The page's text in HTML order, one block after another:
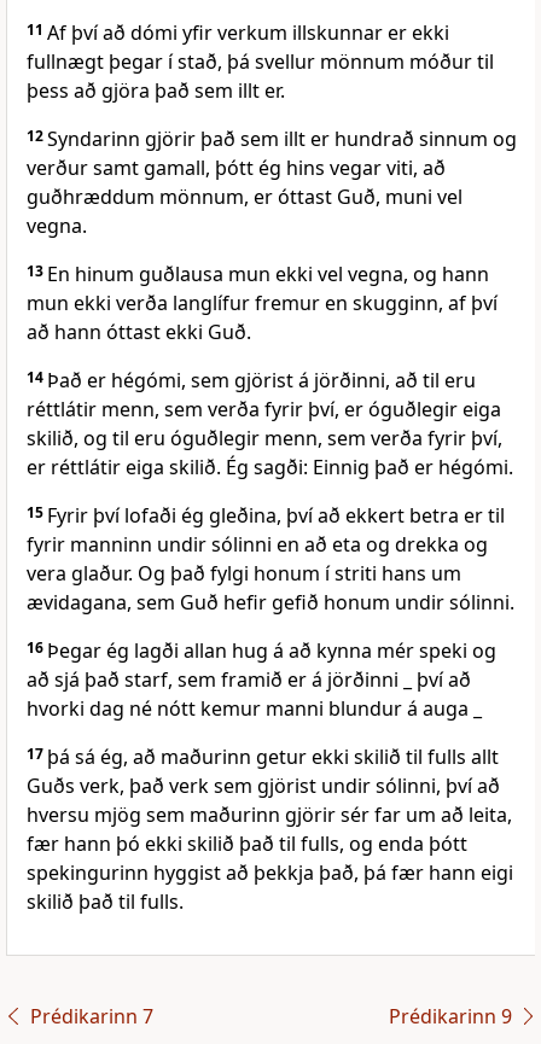
11 Af því að dómi yfir verkum illskunnar er ekki
fullnægt þegar í stað, þá svellur mönnum móður til
þess að gjöra það sem illt er.
12Syndarinn gjörir það sem illt er hundrað sinnum og
verður samt gamall, þótt ég hins vegar viti, að
guðhræddum mönnum, er óttast Guð, muni vel
vegna.
13 En hinum guðlausa mun ekki vel vegna, og hann
mun ekki verða langlífur fremur en skugginn, af því
að hann óttast ekki Guð.
14 Það er hégómi, sem gjörist á jörðinni, að til eru
réttlátir menn, sem verða fyrir því, er óguðlegir eiga
skilið, og til eru óguðlegir menn, sem verða fyrir því,
er réttlátir eiga skilið. Ég sagði: Einnig það er hégómi.
15 Fyrir því lofaði ég gleðina, því að ekkert betra er til
fyrir manninn undir sólinni en að eta og drekka og
vera glaður. Og það fylgi honum í striti hans um
ævidagana, sem Guð hefir gefið honum undir sólinni.
16 Þegar ég lagði allan hug á að kynna mér speki og
að sjá það starf, sem framið er á jörðinni _ því að
hvorki dag né nótt kemur manni blundur á auga _
17 þá sá ég, að maðurinn getur ekki skilið til fulls allt
Guðs verk, það verk sem gjörist undir sólinni, því að
hversu mjög sem maðurinn gjörir sér far um að leita,
fær hann þó ekki skilið það til fulls, og enda þótt
spekingurinn hyggist að þekkja það, þá fær hann eigi
skilið það til fulls.
Prédikarinn 7 Prédikarinn 9